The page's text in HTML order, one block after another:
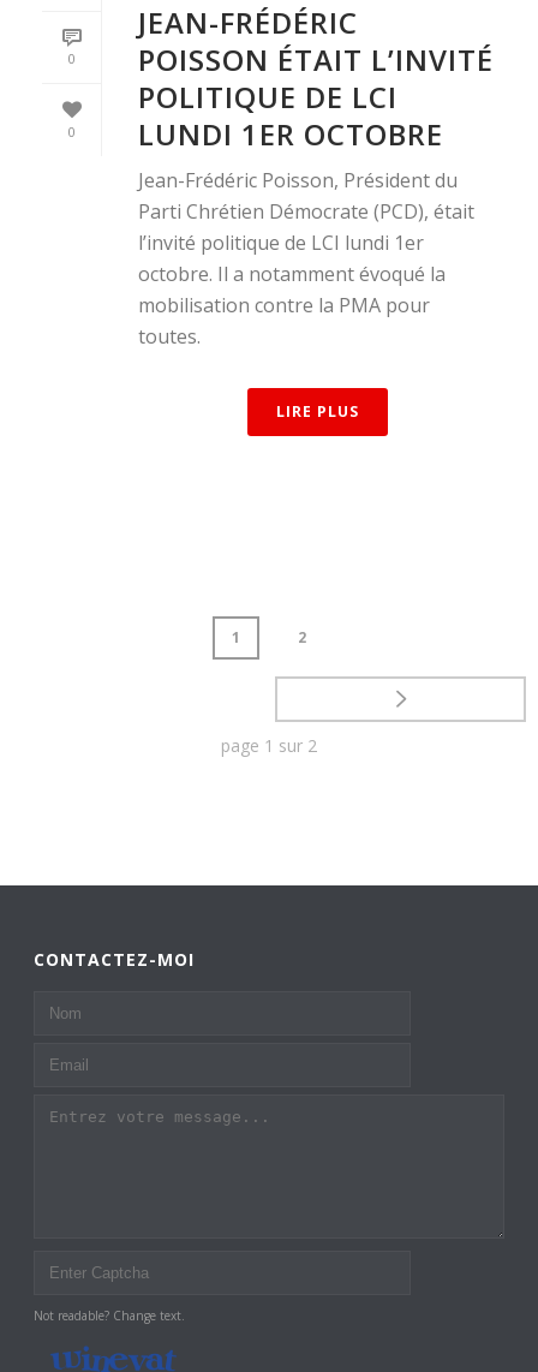
0
0
JEAN-FRÉDÉRIC
POISSON ÉTAIT L’INVITÉ
POLITIQUE DE LCI
LUNDI 1ER OCTOBRE
Jean-Frédéric Poisson, Président du
Parti Chrétien Démocrate (PCD), était
l’invité politique de LCI lundi 1er
octobre. Il a notamment évoqué la
mobilisation contre la PMA pour
toutes.
LIRE PLUS
1 2
page 1 sur 2
CONTACTEZ-MOI
Not readable? Change text.